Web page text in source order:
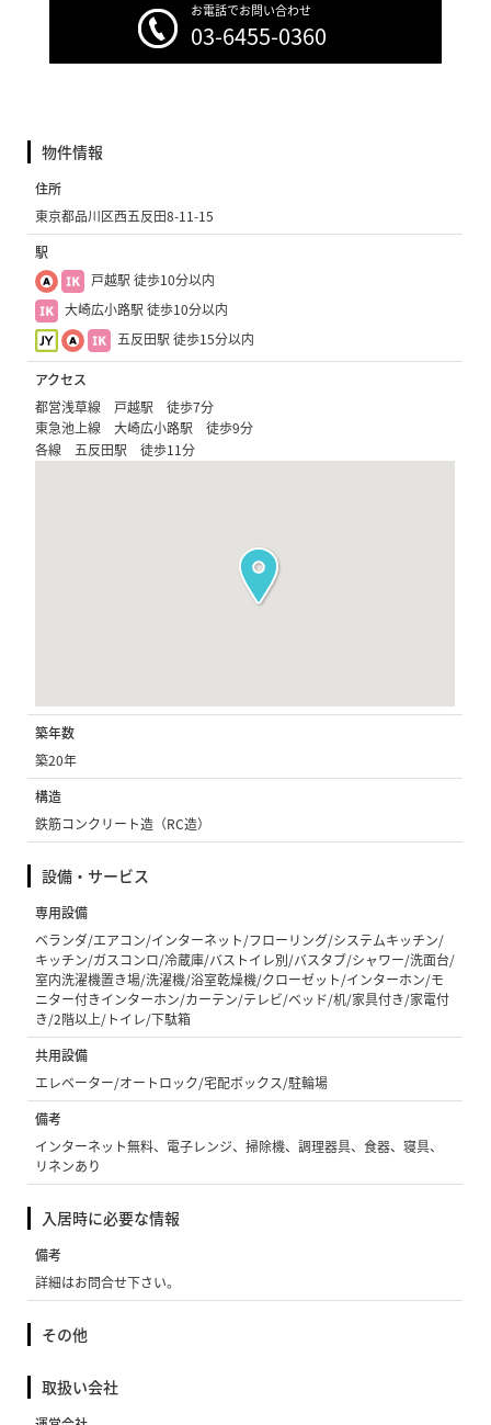
お電話でお問い合わせ
03-6455-0360
物件情報
住所
東京都品川区西五反田8-11-15
駅
戸越駅 徒歩10分以内
大崎広小路駅 徒歩10分以内
五反田駅 徒歩15分以内
アクセス
都営浅草線 戸越駅 徒歩7分
東急池上線 大崎広小路駅 徒歩9分
各線 五反田駅 徒歩11分
築年数
築20年
構造
鉄筋コンクリート造（RC造）
設備・サービス
専用設備
ベランダ/エアコン/インターネット/フローリング/システムキッチン/
キッチン/ガスコンロ/冷蔵庫/バストイレ別/バスタブ/シャワー/洗面台/
室内洗濯機置き場/洗濯機/浴室乾燥機/クローゼット/インターホン/モ
ニター付きインターホン/カーテン/テレビ/ベッド/机/家具付き/家電付
き/2階以上/トイレ/下駄箱
共用設備
エレベーター/オートロック/宅配ボックス/駐輪場
備考
インターネット無料、電子レンジ、掃除機、調理器具、食器、寝具、
リネンあり
入居時に必要な情報
備考
詳細はお問合せ下さい。
その他
取扱い会社